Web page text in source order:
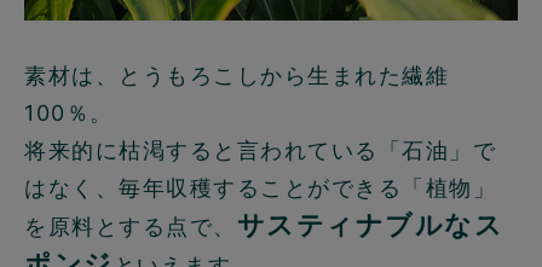
素材は、とうもろこしから生まれた繊維
100％。
将来的に枯渇すると言われている「石油」で
はなく、毎年収穫することができる「植物」
を原料とする点で、 サスティナブルなス